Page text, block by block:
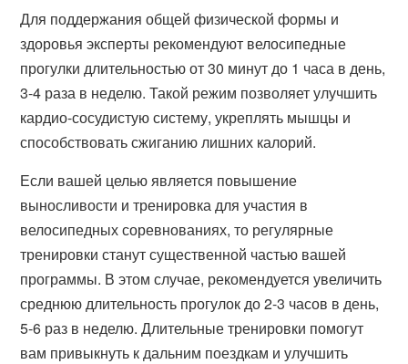
Для поддержания общей физической формы и
здоровья эксперты рекомендуют велосипедные
прогулки длительностью от 30 минут до 1 часа в день,
3-4 раза в неделю. Такой режим позволяет улучшить
кардио-сосудистую систему, укреплять мышцы и
способствовать сжиганию лишних калорий.
Если вашей целью является повышение
выносливости и тренировка для участия в
велосипедных соревнованиях, то регулярные
тренировки станут существенной частью вашей
программы. В этом случае, рекомендуется увеличить
среднюю длительность прогулок до 2-3 часов в день,
5-6 раз в неделю. Длительные тренировки помогут
вам привыкнуть к дальним поездкам и улучшить